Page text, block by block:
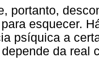
portanto,
esquecer.
psíquica a
da real